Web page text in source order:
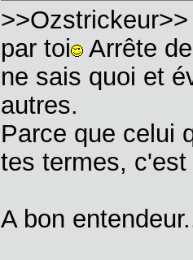
par toi Arrête
ne sais quoi et
autres.
Parce que celui
tes termes, c'est
A bon